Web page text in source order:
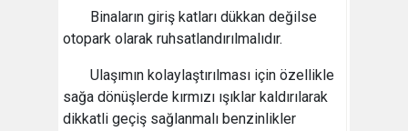
Binaların giriş katları dükkan değilse
otopark olarak ruhsatlandırılmalıdır.
Ulaşımın kolaylaştırılması için özellikle
sağa dönüşlerde kırmızı ışıklar kaldırılarak
dikkatli geçiş sağlanmalı benzinlikler